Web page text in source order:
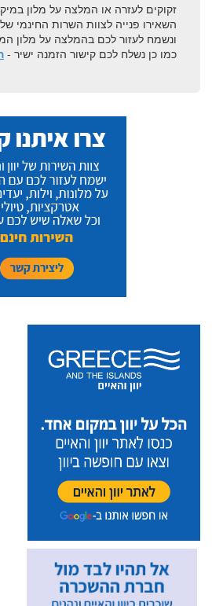
זקוקים לעזרה או המלצה על מלון
השאירו פנייה לצוות השרות החינמי של
ונשמח לעזור לכם בהמלצה על מלון
כמו כן נשלח לכם קישור הזמנה ישיר -